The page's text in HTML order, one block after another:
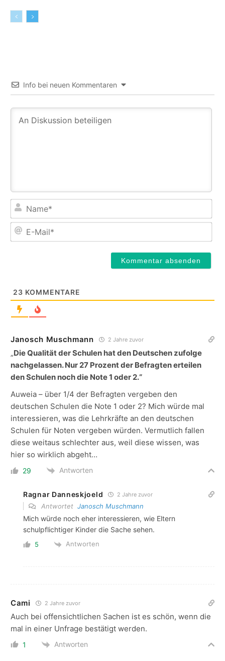
Info bei neuen Kommentaren
E-
23 KOMMENTARE
Janosch Muschmann 2 Jahre zuvor
„Die Qualität der Schulen hat den Deutschen zufolge
nachgelassen. Nur 27 Prozent der Befragten erteilen
den Schulen noch die Note 1 oder 2.“
Auweia – über 1/4 der Befragten vergeben den
deutschen Schulen die Note 1 oder 2? Mich würde mal
interessieren, was die Lehrkräfte an den deutschen
Schulen für Noten vergeben würden. Vermutlich fallen
diese weitaus schlechter aus, weil diese wissen, was
hier so wirklich abgeht…
29 Antworten
Ragnar Danneskjoeld 2 Jahre zuvor
Antwortet Janosch Muschmann
Mich würde noch eher interessieren, wie Eltern
schulpflichtiger Kinder die Sache sehen.
5 Antworten
Cami 2 Jahre zuvor
Auch bei offensichtlichen Sachen ist es schön, wenn die
mal in einer Unfrage bestätigt werden.
1 Antworten